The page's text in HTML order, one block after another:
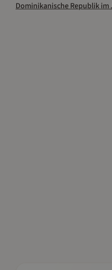
Dominikanische Republikim